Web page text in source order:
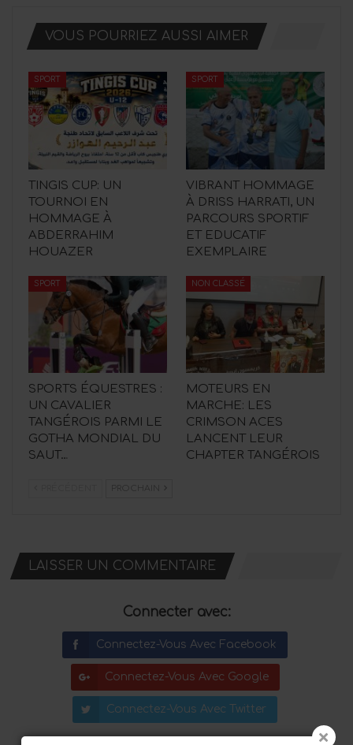
VOUS POURRIEZ AUSSI AIMER
SPORT
TINGIS CUP: UN
TOURNOI EN
HOMMAGE À
ABDERRAHIM
HOUAZER
SPORT
VIBRANT HOMMAGE
À DRISS HARRATI, UN
PARCOURS SPORTIF
ET EDUCATIF
EXEMPLAIRE
SPORT
SPORTS ÉQUESTRES :
UN CAVALIER
TANGÉROIS PARMI LE
GOTHA MONDIAL DU
SAUT…
NON CLASSÉ
MOTEURS EN
MARCHE: LES
CRIMSON ACES
LANCENT LEUR
CHAPTER TANGÉROIS
PROCHAIN
LAISSER UN COMMENTAIRE
Connecter avec:
Connectez-Vous Avec Facebook
Connectez-Vous Avec Google
Connectez-Vous Avec Twitter